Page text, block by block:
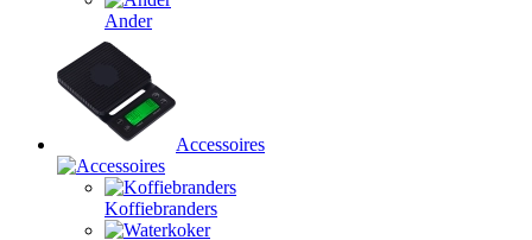
Ander
Accessoires
Koffiebranders